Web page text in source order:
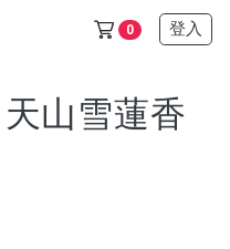
0 登入
(此活動不列入滿額贈)
山雪蓮香